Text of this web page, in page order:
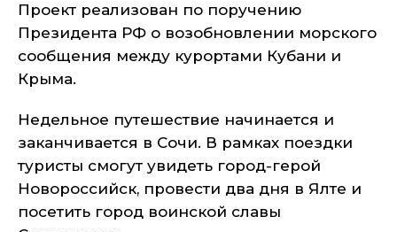
Проект реализован по поручению
Президента РФ о возобновлении морского
сообщения между курортами Кубани и
Крыма.
Недельное путешествие начинается и
заканчивается в Сочи. В рамках поездки
туристы смогут увидеть город-герой
Новороссийск, провести два дня в Ялте и
посетить город воинской славы